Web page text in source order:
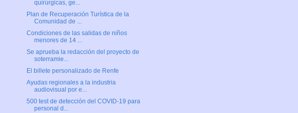
quirúrgicas, ge...
Plan de Recuperación Turística de la
Comunidad de ...
Condiciones de las salidas de niños
menores de 14 ...
Se aprueba la redacción del proyecto de
soterramie...
El billete personalizado de Renfe
Ayudas regionales a la industria
audiovisual por e...
500 test de detección del COVID-19 para
personal d...